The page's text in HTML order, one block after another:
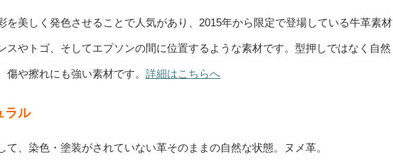
を美しく発色させることで人気があり、2015年から限定で登場している牛革素材
スやトゴ、そしてエプソンの間に位置するような素材です。型押しではなく自然
傷や擦れにも強い素材です。 詳細はこちらへ
ラル
て、染色・塗装がされていない革そのままの自然な状態。ヌメ革。